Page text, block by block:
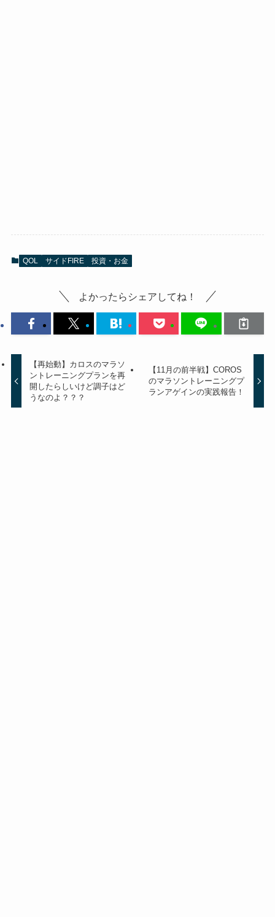
QOL サイドFIRE 投資・お金
よかったらシェアしてね！
【再始動】カロスのマラソ
ントレーニングプランを再
開したらしいけど調子はど
うなのよ？？？
【11月の前半戦】COROS
のマラソントレーニングプ
ランアゲインの実践報告！